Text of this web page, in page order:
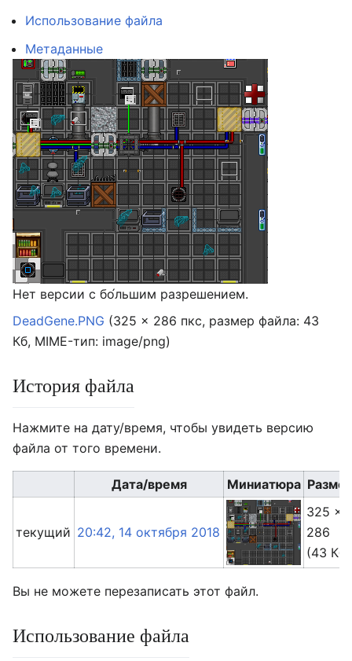
Использование файла
Метаданные
Нет версии с бо́льшим разрешением.
DeadGene.PNG (325 × 286 пкс, размер файла: 43
Кб, MIME-тип: image/png)
История файла
Нажмите на дату/время, чтобы увидеть версию
файла от того времени.
Дата/время Миниатюра
текущий 20:42, 14 октября 2018
325 ×
286
(43 Кб)
Вы не можете перезаписать этот файл.
Использование файла